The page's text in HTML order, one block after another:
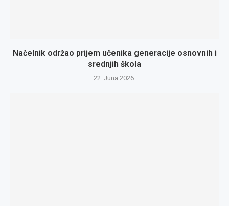
Načelnik održao prijem učenika generacije osnovnih i
srednjih škola
22. Juna 2026.